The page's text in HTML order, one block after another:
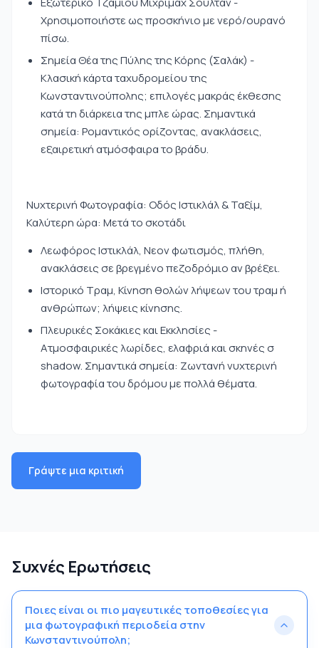
Χρησιμοποιήστε ως προσκήνιο με νερό/ουρανό
πίσω.
Σημεία Θέα της Πύλης της Κόρης (Σαλάκ) -
Κλασική κάρτα ταχυδρομείου της
Κωνσταντινούπολης; επιλογές μακράς έκθεσης
κατά τη διάρκεια της μπλε ώρας. Σημαντικά
σημεία: Ρομαντικός ορίζοντας, ανακλάσεις,
εξαιρετική ατμόσφαιρα το βράδυ.
Νυχτερινή Φωτογραφία: Οδός Ιστικλάλ & Ταξίμ,
Καλύτερη ώρα: Μετά το σκοτάδι
Λεωφόρος Ιστικλάλ, Νεον φωτισμός, πλήθη,
ανακλάσεις σε βρεγμένο πεζοδρόμιο αν βρέξει.
Ιστορικό Τραμ, Κίνηση θολών λήψεων του τραμ ή
ανθρώπων; λήψεις κίνησης.
Πλευρικές Σοκάκιες και Εκκλησίες -
Ατμοσφαιρικές λωρίδες, ελαφριά και σκηνές σ
shadow. Σημαντικά σημεία: Ζωντανή νυχτερινή
φωτογραφία του δρόμου με πολλά θέματα.
Γράψτε μια κριτική
Συχνές Ερωτήσεις
Ποιες είναι οι πιο μαγευτικές τοποθεσίες για
μια φωτογραφική περιοδεία στην
Κωνσταντινούπολη;